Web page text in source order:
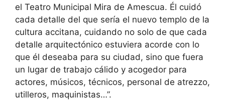
el Teatro Municipal Mira de Amescua. Él cuidó
cada detalle del que sería el nuevo templo de la
cultura accitana, cuidando no solo de que cada
detalle arquitectónico estuviera acorde con lo
que él deseaba para su ciudad, sino que fuera
un lugar de trabajo cálido y acogedor para
actores, músicos, técnicos, personal de atrezzo,
utilleros, maquinistas…”.